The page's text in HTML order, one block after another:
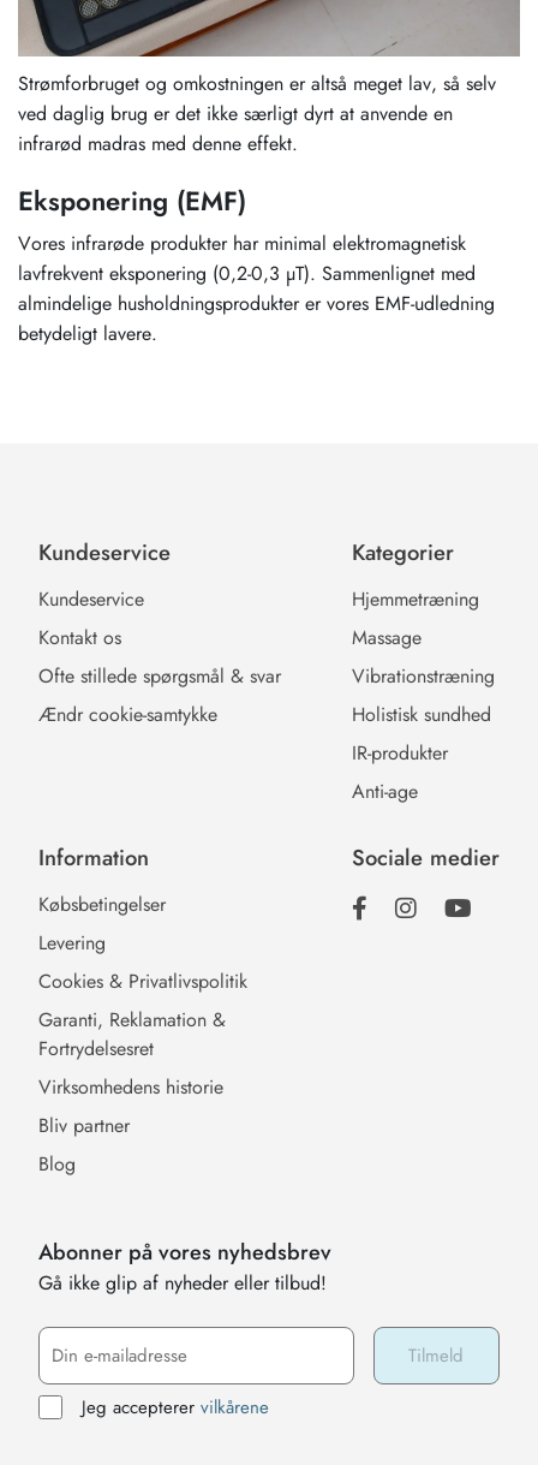
Strømforbruget og omkostningen er altså meget lav, så selv
ved daglig brug er det ikke særligt dyrt at anvende en
infrarød madras med denne effekt.
Eksponering (EMF)
Vores infrarøde produkter har minimal elektromagnetisk
lavfrekvent eksponering (0,2-0,3 µT). Sammenlignet med
almindelige husholdningsprodukter er vores EMF-udledning
betydeligt lavere.
Kundeservice
Kundeservice
Kontakt os
Ofte stillede spørgsmål & svar
Ændr cookie-samtykke
Kategorier
Hjemmetræning
Massage
Vibrationstræning
Holistisk sundhed
IR-produkter
Anti-age
Information
Købsbetingelser
Levering
Cookies & Privatlivspolitik
Garanti, Reklamation &
Fortrydelsesret
Virksomhedens historie
Bliv partner
Blog
Sociale medier
Abonner på vores nyhedsbrev
Gå ikke glip af nyheder eller tilbud!
Jeg accepterer vilkårene